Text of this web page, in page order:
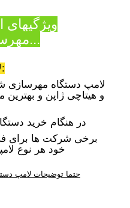
مهرسازی با جزییات بیشتر...
لامپ دستگاه های مهرسازی:
لامپ دستگاه مهرسازی
و هیتاچی ژاپن و
در هنگام خرید
برخی شرکت ها برای
خود هر نوع
حتما توضیحات لامپ